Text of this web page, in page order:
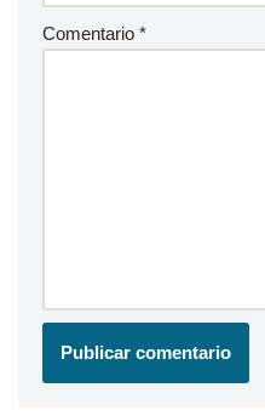
Comentario *